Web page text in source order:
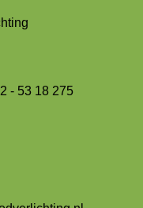
- 53 18 275